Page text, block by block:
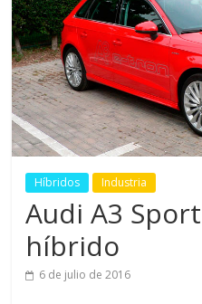
Híbridos Industria
Audi A3
híbrido
6 de julio de 2016